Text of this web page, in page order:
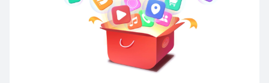
HUAWEI nova Y73